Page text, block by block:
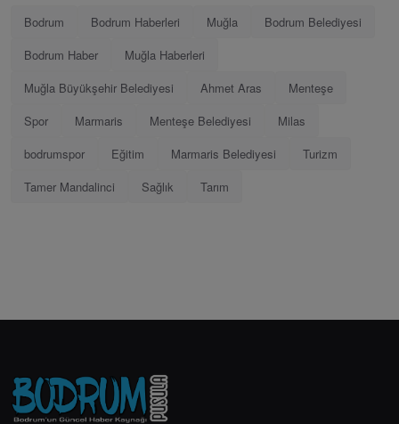
Bodrum Bodrum Haberleri Muğla
Bodrum Belediyesi
Bodrum Haber
Muğla Haberleri
Muğla Büyükşehir Belediyesi
Ahmet Aras
Menteşe
Spor
Marmaris Menteşe Belediyesi
Milas
bodrumspor
Eğitim Marmaris Belediyesi
Turizm
Tamer Mandalinci
Sağlık Tarım